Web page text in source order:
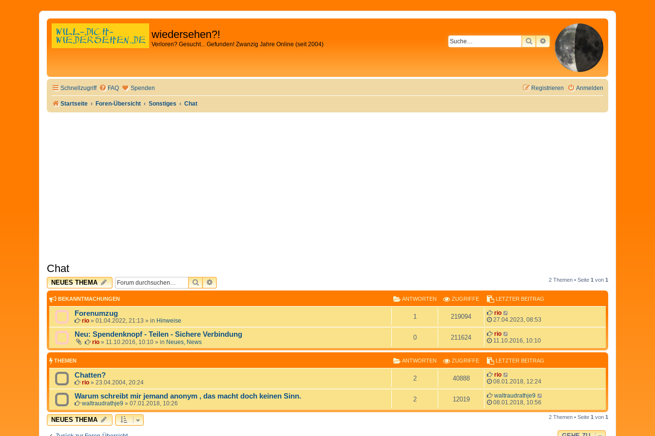
wiedersehen?!
Verloren? Gesucht... Gefunden! Zwanzig Jahre Online (seit 2004) SUCHEERWEITERTE SUCHE
Schnellzugriff FAQ Spenden Anmelden
Registrieren
Startseite Foren-Übersicht Sonstiges Chat
Chat
NEUES THEMA SUCHEERWEITERTE SUCHE 2 Themen • Seite 1 von 1
BEKANNTMACHUNGEN ANTWORTEN ZUGRIFFE LETZTER BEITRAG
Forenumzug
rio » 01.04.2022, 21:13 » in Hinweise
1 219094
rio
27.04.2023, 08:53
Neu: Spendenknopf - Teilen - Sichere Verbindung
rio » 11.10.2016, 10:10 » in Neues, News
0 211624
rio
11.10.2016, 10:10
THEMEN ANTWORTEN ZUGRIFFE LETZTER BEITRAG
Chatten?
rio » 23.04.2004, 20:24
2 40888
rio
08.01.2018, 12:24
Warum schreibt mir jemand anonym , das macht doch keinen Sinn.
waltraudrathje9 » 07.01.2018, 10:26
2 12019
waltraudrathje9
08.01.2018, 10:56
NEUES THEMA 2 Themen • Seite 1 von 1